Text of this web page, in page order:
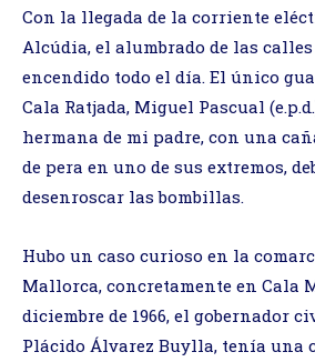
Con la llegada de la corriente
Alcúdia, el alumbrado de las calles
encendido todo el día. El único
Cala Ratjada, Miguel Pascual
hermana de mi padre, con una
de pera en uno de sus extremos,
desenroscar las bombillas.
Hubo un caso curioso en la
Mallorca, concretamente en Cala
diciembre de 1966, el gobernador
Plácido Álvarez Buylla, tenía una